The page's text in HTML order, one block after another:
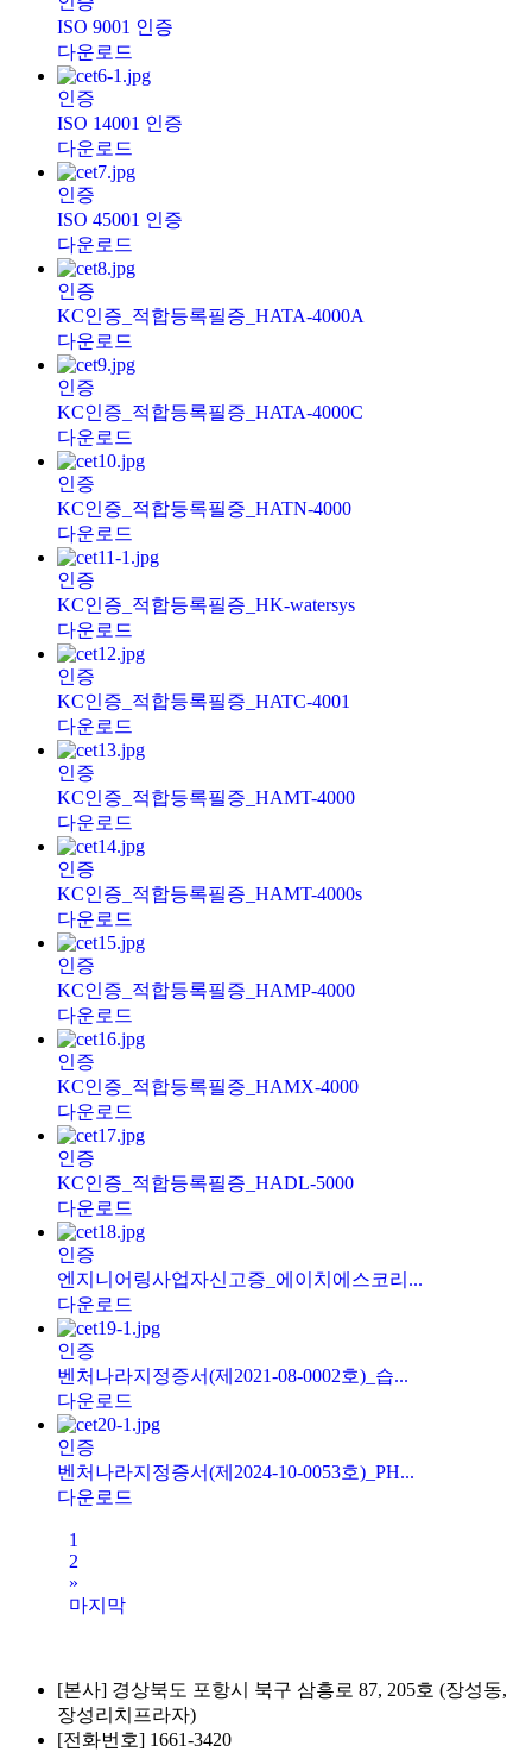
ISO 9001 인증
다운로드
인증
ISO 14001 인증
다운로드
인증
ISO 45001 인증
다운로드
인증
KC인증_적합등록필증_HATA-4000A
다운로드
인증
KC인증_적합등록필증_HATA-4000C
다운로드
인증
KC인증_적합등록필증_HATN-4000
다운로드
인증
KC인증_적합등록필증_HK-watersys
다운로드
인증
KC인증_적합등록필증_HATC-4001
다운로드
인증
KC인증_적합등록필증_HAMT-4000
다운로드
인증
KC인증_적합등록필증_HAMT-4000s
다운로드
인증
KC인증_적합등록필증_HAMP-4000
다운로드
인증
KC인증_적합등록필증_HAMX-4000
다운로드
인증
KC인증_적합등록필증_HADL-5000
다운로드
인증
엔지니어링사업자신고증_에이치에스코리...
다운로드
인증
벤처나라지정증서(제2021-08-0002호)_습...
다운로드
인증
벤처나라지정증서(제2024-10-0053호)_PH...
다운로드
1
2
»
마지막
[본사] 경상북도 포항시 북구 삼흥로 87, 205호 (장성동,
장성리치프라자)
[전화번호] 1661-3420